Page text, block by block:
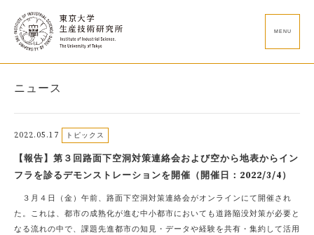
MENU
ニュース
2022.05.17 トピックス
【報告】第３回路面下空洞対策連絡会および空から地表からイン
フラを診るデモンストレーションを開催（開催日：2022/3/4）
３月４日（金）午前、路面下空洞対策連絡会がオンラインにて開催され
た。これは、都市の成熟化が進む中小都市においても道路陥没対策が必要と
なる流れの中で、課題先進都市の知見・データや経験を共有・集約して活用